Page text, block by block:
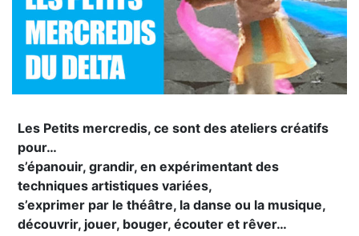
Les Petits mercredis, ce sont des ateliers créatifs
pour…
s’épanouir, grandir, en expérimentant des
techniques artistiques variées,
s’exprimer par le théâtre, la danse ou la musique,
découvrir, jouer, bouger, écouter et rêver…